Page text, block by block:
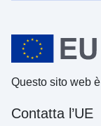
Questo sito web
Contatta l’UE